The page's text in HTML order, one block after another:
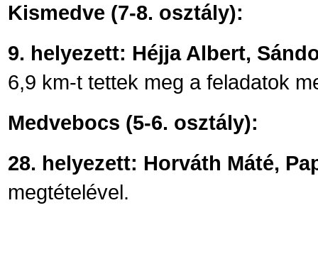
Kismedve (7-8. osztály):
9. helyezett: Héjja Albert,
6,9 km-t tettek meg a feladatok
Medvebocs (5-6. osztály):
28. helyezett: Horváth Máté,
megtételével.